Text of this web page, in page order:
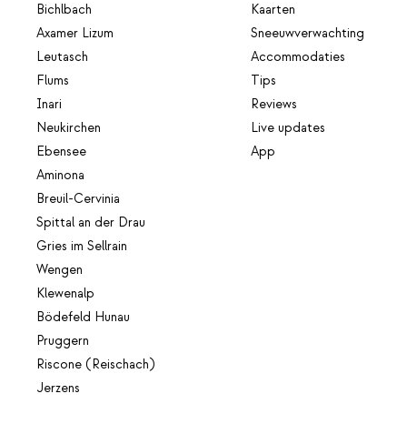
Bichlbach
Axamer Lizum
Leutasch
Flums
Inari
Neukirchen
Ebensee
Aminona
Breuil-Cervinia
Spittal an der Drau
Gries im Sellrain
Wengen
Klewenalp
Bödefeld Hunau
Pruggern
Riscone (Reischach)
Jerzens
Kaarten
Sneeuwverwachting
Accommodaties
Tips
Reviews
Live updates
App